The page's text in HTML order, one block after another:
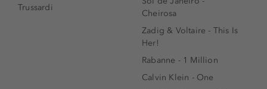
Trussardi
Cheirosa
Zadig & Voltaire - This Is
Her!
Rabanne - 1 Million
Calvin Klein - One